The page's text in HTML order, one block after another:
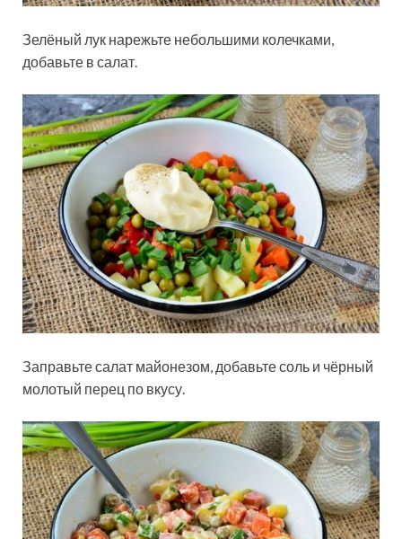
Зелёный лук нарежьте небольшими колечками,
добавьте в салат.
Заправьте салат майонезом, добавьте соль и чёрный
молотый перец по вкусу.